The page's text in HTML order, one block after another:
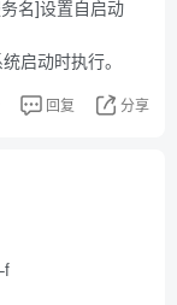
名]设置自启动
启动时执行。
回复 分享